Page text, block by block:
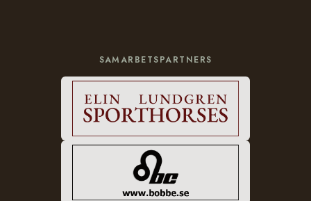
SAMARBETSPARTNERS